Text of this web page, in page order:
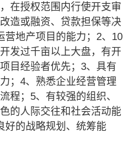
在授权范围内行使开支审
造或融资、贷款担保等决
营地产项目的能力；2、10
发过千亩以上大盘，有开
目经验者优先；3、具有
；4、熟悉企业经营管理
程；5、有较强的组织、
的人际交往和社会活动能
好的战略规划、统筹能